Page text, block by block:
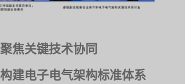
聚焦关键技术协同
建电子电气架构标准体系